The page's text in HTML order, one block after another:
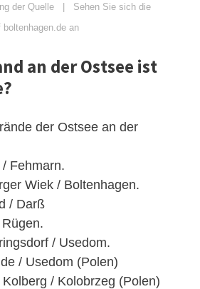
der Quelle | Sehen Sie sich die
an
an der Ostsee ist
der Ostsee an der
Fehmarn.
Wiek / Boltenhagen.
/ Darß
/ Usedom.
/ Usedom (Polen)
/ Kolobrzeg (Polen)